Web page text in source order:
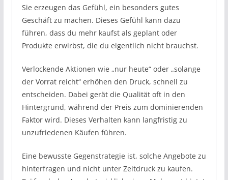
Sie erzeugen das Gefühl, ein besonders gutes
Geschäft zu machen. Dieses Gefühl kann dazu
führen, dass du mehr kaufst als geplant oder
Produkte erwirbst, die du eigentlich nicht brauchst.
Verlockende Aktionen wie „nur heute“ oder „solange
der Vorrat reicht“ erhöhen den Druck, schnell zu
entscheiden. Dabei gerät die Qualität oft in den
Hintergrund, während der Preis zum dominierenden
Faktor wird. Dieses Verhalten kann langfristig zu
unzufriedenen Käufen führen.
Eine bewusste Gegenstrategie ist, solche Angebote zu
hinterfragen und nicht unter Zeitdruck zu kaufen.